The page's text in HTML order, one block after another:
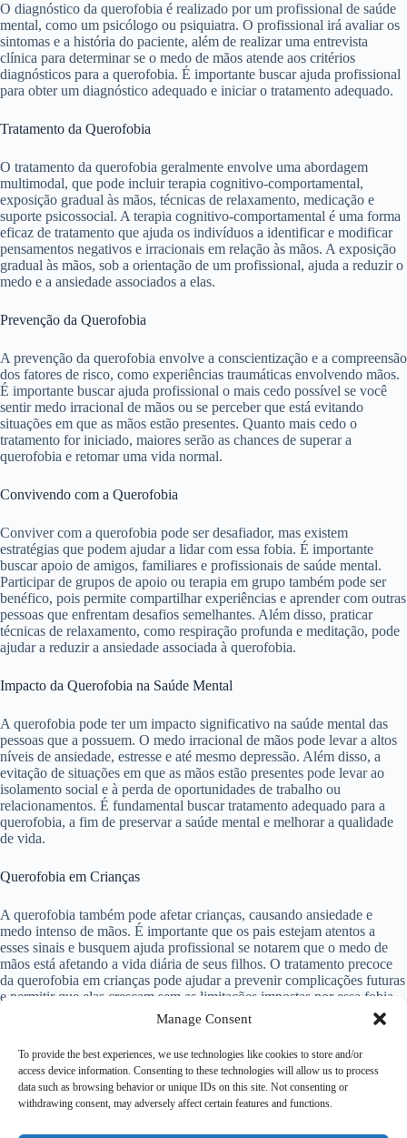
Manage Consent
To provide the best experiences, we use technologies like cookies to store and/or
access device information. Consenting to these technologies will allow us to process
data such as browsing behavior or unique IDs on this site. Not consenting or
withdrawing consent, may adversely affect certain features and functions.
O diagnóstico da querofobia é realizado por um profissional de saúde
mental, como um psicólogo ou psiquiatra. O profissional irá avaliar os
sintomas e a história do paciente, além de realizar uma entrevista
clínica para determinar se o medo de mãos atende aos critérios
diagnósticos para a querofobia. É importante buscar ajuda profissional
para obter um diagnóstico adequado e iniciar o tratamento adequado.
Tratamento da Querofobia
O tratamento da querofobia geralmente envolve uma abordagem
multimodal, que pode incluir terapia cognitivo-comportamental,
exposição gradual às mãos, técnicas de relaxamento, medicação e
suporte psicossocial. A terapia cognitivo-comportamental é uma forma
eficaz de tratamento que ajuda os indivíduos a identificar e modificar
pensamentos negativos e irracionais em relação às mãos. A exposição
gradual às mãos, sob a orientação de um profissional, ajuda a reduzir o
medo e a ansiedade associados a elas.
Prevenção da Querofobia
A prevenção da querofobia envolve a conscientização e a compreensão
dos fatores de risco, como experiências traumáticas envolvendo mãos.
É importante buscar ajuda profissional o mais cedo possível se você
sentir medo irracional de mãos ou se perceber que está evitando
situações em que as mãos estão presentes. Quanto mais cedo o
tratamento for iniciado, maiores serão as chances de superar a
querofobia e retomar uma vida normal.
Convivendo com a Querofobia
Conviver com a querofobia pode ser desafiador, mas existem
estratégias que podem ajudar a lidar com essa fobia. É importante
buscar apoio de amigos, familiares e profissionais de saúde mental.
Participar de grupos de apoio ou terapia em grupo também pode ser
benéfico, pois permite compartilhar experiências e aprender com outras
pessoas que enfrentam desafios semelhantes. Além disso, praticar
técnicas de relaxamento, como respiração profunda e meditação, pode
ajudar a reduzir a ansiedade associada à querofobia.
Impacto da Querofobia na Saúde Mental
A querofobia pode ter um impacto significativo na saúde mental das
pessoas que a possuem. O medo irracional de mãos pode levar a altos
níveis de ansiedade, estresse e até mesmo depressão. Além disso, a
evitação de situações em que as mãos estão presentes pode levar ao
isolamento social e à perda de oportunidades de trabalho ou
relacionamentos. É fundamental buscar tratamento adequado para a
querofobia, a fim de preservar a saúde mental e melhorar a qualidade
de vida.
Querofobia em Crianças
A querofobia também pode afetar crianças, causando ansiedade e
medo intenso de mãos. É importante que os pais estejam atentos a
esses sinais e busquem ajuda profissional se notarem que o medo de
mãos está afetando a vida diária de seus filhos. O tratamento precoce
da querofobia em crianças pode ajudar a prevenir complicações futuras
e permitir que elas cresçam sem as limitações impostas por essa fobia
Considerações Finais
A querofobia é um medo irracional e intenso de mãos, que pode ter um
impacto significativo na vida das pessoas que a possuem. É importante